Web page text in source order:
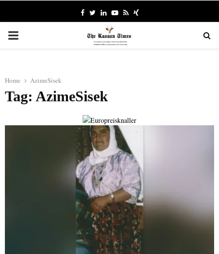
Facebook
TwitterLinkedinYoutube
RssXing
PRIMARY
Home AzimeSisek
Tag: AzimeSisek